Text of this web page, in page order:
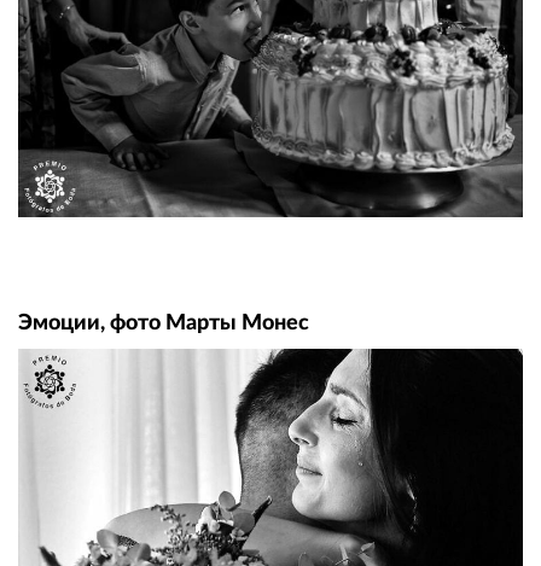
Эмоции, фото Марты Монес